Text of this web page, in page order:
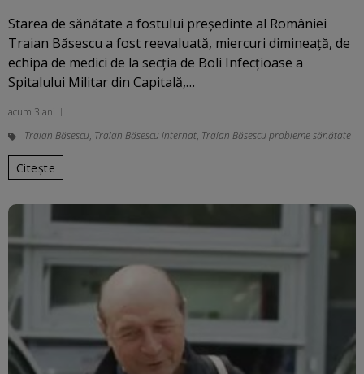
Starea de sănătate a fostului președinte al României
Traian Băsescu a fost reevaluată, miercuri dimineață, de
echipa de medici de la secția de Boli Infecțioase a
Spitalului Militar din Capitală,…
acum 3 ani
Traian Băsescu, Traian Băsescu internat, Traian Băsescu probleme sănătate
Citește